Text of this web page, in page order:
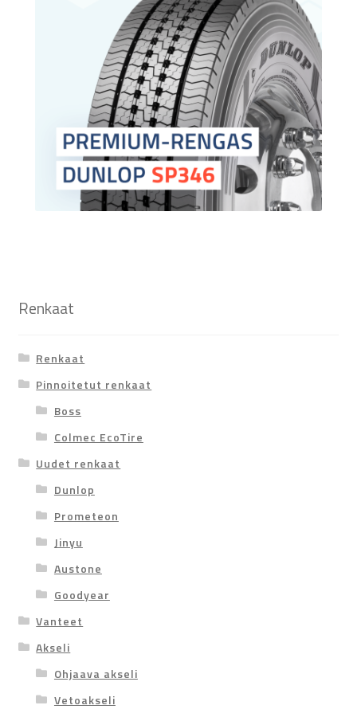
Renkaat
Renkaat
Pinnoitetut renkaat
Boss
Colmec EcoTire
Uudet renkaat
Dunlop
Prometeon
Jinyu
Austone
Goodyear
Vanteet
Akseli
Ohjaava akseli
Vetoakseli